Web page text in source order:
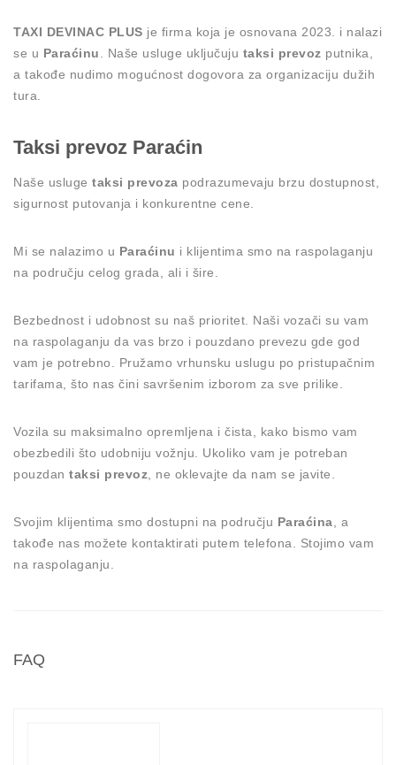
TAXI DEVINAC PLUS je firma koja je osnovana 2023. i nalazi
se u Paraćinu . Naše usluge uključuju taksi prevoz putnika,
a takođe nudimo mogućnost dogovora za organizaciju dužih
tura.
Taksi prevoz Paraćin
Naše usluge taksi prevoza podrazumevaju brzu dostupnost,
sigurnost putovanja i konkurentne cene.
Mi se nalazimo u Paraćinu i klijentima smo na raspolaganju
na području celog grada, ali i šire.
Bezbednost i udobnost su naš prioritet. Naši vozači su vam
na raspolaganju da vas brzo i pouzdano prevezu gde god
vam je potrebno. Pružamo vrhunsku uslugu po pristupačnim
tarifama, što nas čini savršenim izborom za sve prilike.
Vozila su maksimalno opremljena i čista, kako bismo vam
obezbedili što udobniju vožnju. Ukoliko vam je potreban
pouzdan taksi prevoz , ne oklevajte da nam se javite.
Svojim klijentima smo dostupni na području Paraćina , a
takođe nas možete kontaktirati putem telefona. Stojimo vam
na raspolaganju.
FAQ